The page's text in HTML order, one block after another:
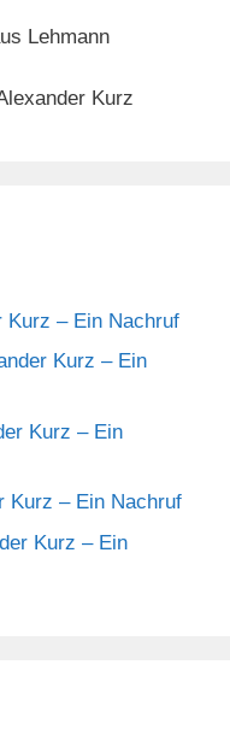
Lehmann
Kurz
Kurz – Ein Nachruf
Kurz – Ein
Kurz – Ein
Kurz – Ein Nachruf
Kurz – Ein